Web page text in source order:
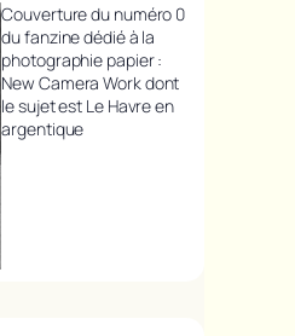
Couverture du numéro 0
du fanzine dédié à la
photographie papier :
New Camera Work dont
le sujet est Le Havre en
argentique